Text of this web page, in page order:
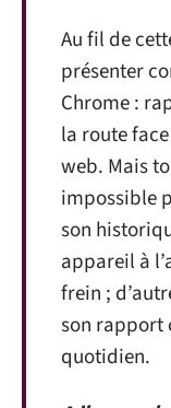
Au fil de
présenter
Chrome :
la route
web. Mais
impossible
son
appareil à
frein ;
son rapport
quotidien.